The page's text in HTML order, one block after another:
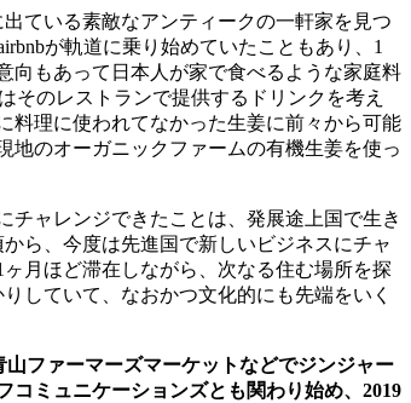
ている素敵なアンティークの一軒家を見つ
が軌道に乗り始めていたこともあり、 1
向もあって日本人が家で食べるような家庭料
そのレストランで提供するドリンクを考え
料理に使われてなかった生姜に前々から可能
地のオーガニックファームの有機生姜を使っ
ャレンジできたことは、発展途上国で生き
ら、今度は先進国で新しいビジネスにチャ
ヶ月ほど滞在しながら、次なる住む場所を探
していて、なおかつ文化的にも先端をいく
山ファーマーズマーケットなどでジンジャー
ミュニケーションズとも関わり始め、 2019